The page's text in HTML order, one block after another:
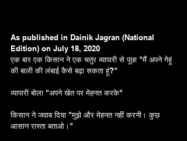
As published in Dainik Jagran (National
Edition) on July 18, 2020
एक बार एक किसान ने एक चतुर व्यापारी से पूछा "मैं अपने गेहूं
की बाली की लंबाई कैसे बढ़ा सकता हूं?"
व्यापारी बोला "अपने खेत पर मेहनत करके"
किसान ने जवाब दिया "मुझे और मेहनत नहीं करनी। कुछ
आसान रास्ता बताओ।"